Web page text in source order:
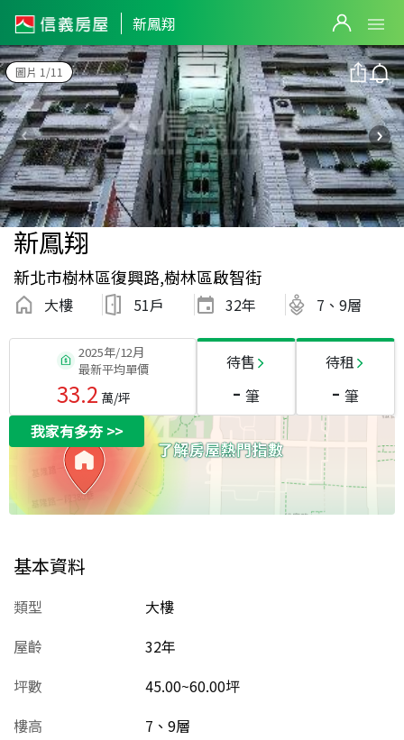
新鳳翔
圖片 1/11
新鳳翔
新北市樹林區復興路,樹林區啟智街
大樓 51戶 32年 7、9層
2025年/12月
最新平均單價
33.2 萬/坪
待售
- 筆
待租
- 筆
我家有多夯>>
基本資料
類型
大樓
屋齡
32年
坪數
45.00~60.00坪
樓高
7、9層